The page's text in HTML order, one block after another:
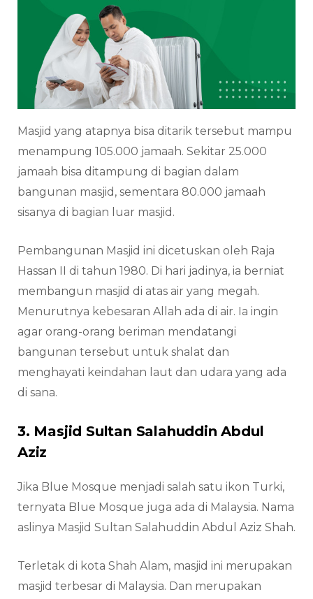
Masjid yang atapnya bisa ditarik tersebut mampu
menampung 105.000 jamaah. Sekitar 25.000
jamaah bisa ditampung di bagian dalam
bangunan masjid, sementara 80.000 jamaah
sisanya di bagian luar masjid.
Pembangunan Masjid ini dicetuskan oleh Raja
Hassan II di tahun 1980. Di hari jadinya, ia berniat
membangun masjid di atas air yang megah.
Menurutnya kebesaran Allah ada di air. Ia ingin
agar orang-orang beriman mendatangi
bangunan tersebut untuk shalat dan
menghayati keindahan laut dan udara yang ada
di sana.
3. Masjid Sultan Salahuddin Abdul
Aziz
Jika Blue Mosque menjadi salah satu ikon Turki,
ternyata Blue Mosque juga ada di Malaysia. Nama
aslinya Masjid Sultan Salahuddin Abdul Aziz Shah.
Terletak di kota Shah Alam, masjid ini merupakan
masjid terbesar di Malaysia. Dan merupakan